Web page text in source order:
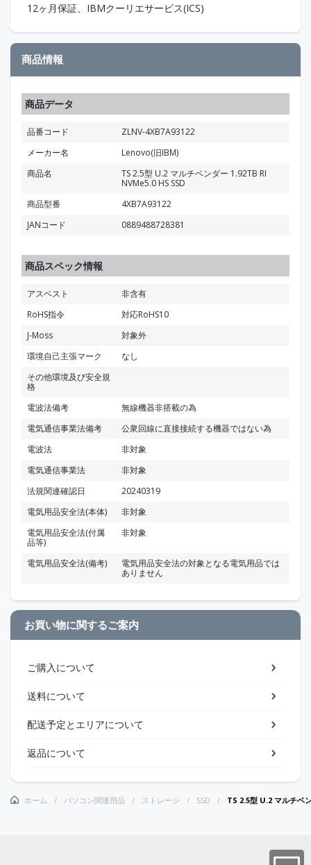
12ヶ月保証、IBMクーリエサービス(ICS)
商品情報
商品データ
品番コード
ZLNV-4XB7A93122
メーカー名
Lenovo(旧IBM)
商品名
TS 2.5型 U.2 マルチベンダー 1.92TB RI
NVMe5.0 HS SSD
商品型番
4XB7A93122
JANコード
0889488728381
商品スペック情報
アスベスト
非含有
RoHS指令
対応RoHS10
J-Moss
対象外
環境自己主張マーク
なし
その他環境及び安全規
格
電波法備考
無線機器非搭載の為
電気通信事業法備考
公衆回線に直接接続する機器ではない為
電波法
非対象
電気通信事業法
非対象
法規関連確認日
20240319
電気用品安全法(本体)
非対象
電気用品安全法(付属
品等)
非対象
電気用品安全法(備考)
電気用品安全法の対象となる電気用品では
ありません
お買い物に関するご案内
ご購入について
送料について
配送予定とエリアについて
返品について
ホーム パソコン関連用品 ストレージ SSD TS 2.5型 U.2 マルチベ